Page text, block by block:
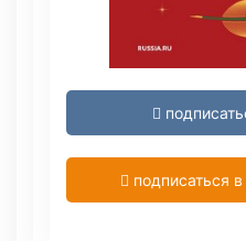
подписаться